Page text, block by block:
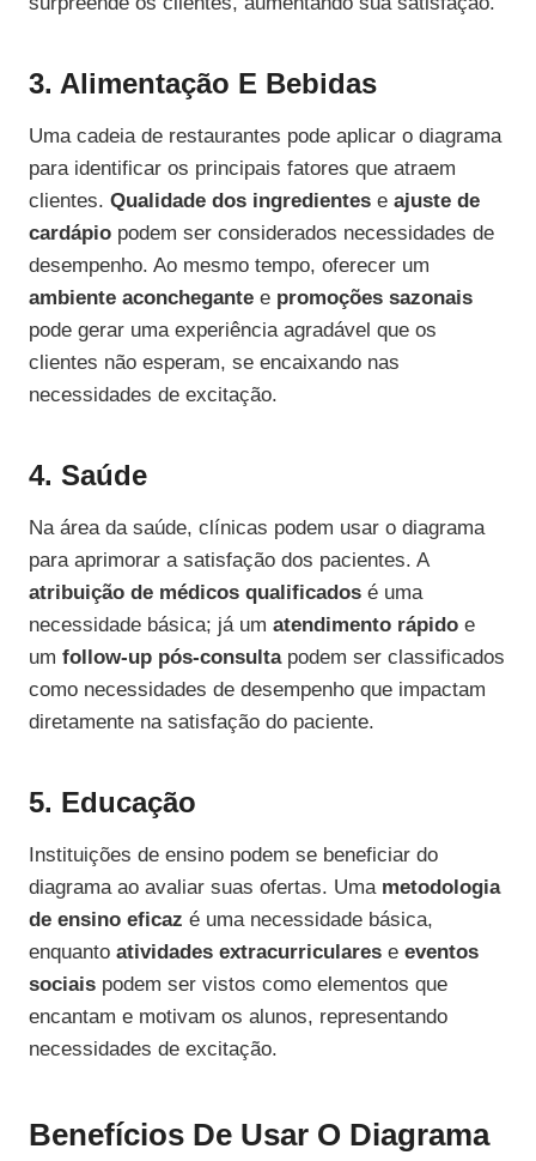
3. Alimentação E Bebidas
Uma cadeia de restaurantes pode aplicar o diagrama
para identificar os principais fatores que atraem
clientes. Qualidade dos ingredientes e ajuste de
cardápio podem ser considerados necessidades de
desempenho. Ao mesmo tempo, oferecer um
ambiente aconchegante e promoções sazonais
pode gerar uma experiência agradável que os
clientes não esperam, se encaixando nas
necessidades de excitação.
4. Saúde
Na área da saúde, clínicas podem usar o diagrama
para aprimorar a satisfação dos pacientes. A
atribuição de médicos qualificados é uma
necessidade básica; já um atendimento rápido e
um follow-up pós-consultapodem ser classificados
como necessidades de desempenho que impactam
diretamente na satisfação do paciente.
5. Educação
Instituições de ensino podem se beneficiar do
diagrama ao avaliar suas ofertas. Uma metodologia
de ensino eficaz é uma necessidade básica,
enquanto atividades extracurriculares e eventos
sociais podem ser vistos como elementos que
encantam e motivam os alunos, representando
necessidades de excitação.
Benefícios De Usar O Diagrama